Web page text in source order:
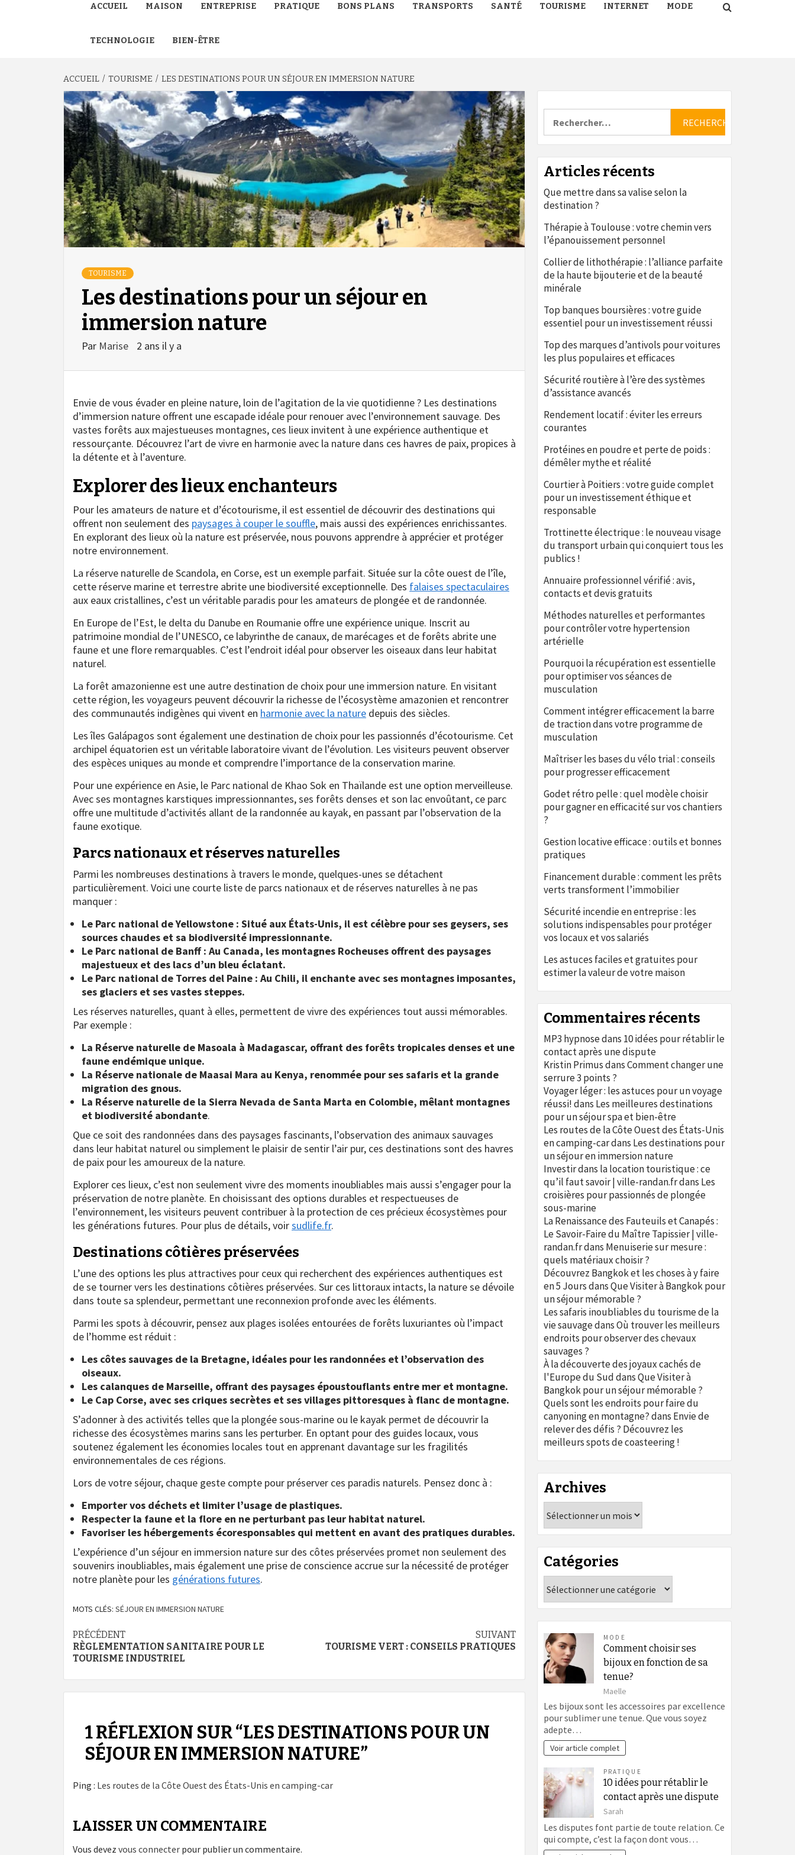
ACCUEIL MAISON ENTREPRISE PRATIQUE BONS PLANS TRANSPORTS SANTÉ TOURISME INTERNET MODE
TECHNOLOGIE BIEN-ÊTRE
ACCUEIL TOURISME LES DESTINATIONS POUR UN SÉJOUR EN IMMERSION NATURE
TOURISME
Les destinations pour un séjour en
immersion nature
Par Marise 2 ans il y a
Envie de vous évader en pleine nature, loin de l’agitation de la vie quotidienne ? Les destinations
d’immersion nature offrent une escapade idéale pour renouer avec l’environnement sauvage. Des
vastes forêts aux majestueuses montagnes, ces lieux invitent à une expérience authentique et
ressourçante. Découvrez l’art de vivre en harmonie avec la nature dans ces havres de paix, propices à
la détente et à l’aventure.
Explorer des lieux enchanteurs
Pour les amateurs de nature et d’écotourisme, il est essentiel de découvrir des destinations qui
offrent non seulement des paysages à couper le souffle, mais aussi des expériences enrichissantes.
En explorant des lieux où la nature est préservée, nous pouvons apprendre à apprécier et protéger
notre environnement.
La réserve naturelle de Scandola, en Corse, est un exemple parfait. Située sur la côte ouest de l’île,
cette réserve marine et terrestre abrite une biodiversité exceptionnelle. Des falaises spectaculaires
aux eaux cristallines, c’est un véritable paradis pour les amateurs de plongée et de randonnée.
En Europe de l’Est, le delta du Danube en Roumanie offre une expérience unique. Inscrit au
patrimoine mondial de l’UNESCO, ce labyrinthe de canaux, de marécages et de forêts abrite une
faune et une flore remarquables. C’est l’endroit idéal pour observer les oiseaux dans leur habitat
naturel.
La forêt amazonienne est une autre destination de choix pour une immersion nature. En visitant
cette région, les voyageurs peuvent découvrir la richesse de l’écosystème amazonien et rencontrer
des communautés indigènes qui vivent en harmonie avec la nature depuis des siècles.
Les îles Galápagos sont également une destination de choix pour les passionnés d’écotourisme. Cet
archipel équatorien est un véritable laboratoire vivant de l’évolution. Les visiteurs peuvent observer
des espèces uniques au monde et comprendre l’importance de la conservation marine.
Pour une expérience en Asie, le Parc national de Khao Sok en Thaïlande est une option merveilleuse.
Avec ses montagnes karstiques impressionnantes, ses forêts denses et son lac envoûtant, ce parc
offre une multitude d’activités allant de la randonnée au kayak, en passant par l’observation de la
faune exotique.
Parcs nationaux et réserves naturelles
Parmi les nombreuses destinations à travers le monde, quelques-unes se détachent
particulièrement. Voici une courte liste de parcs nationaux et de réserves naturelles à ne pas
manquer :
Le Parc national de Yellowstone : Situé aux États-Unis, il est célèbre pour ses geysers, ses
sources chaudes et sa biodiversité impressionnante.
Le Parc national de Banff : Au Canada, les montagnes Rocheuses offrent des paysages
majestueux et des lacs d’un bleu éclatant.
Le Parc national de Torres del Paine : Au Chili, il enchante avec ses montagnes imposantes,
ses glaciers et ses vastes steppes.
Les réserves naturelles, quant à elles, permettent de vivre des expériences tout aussi mémorables.
Par exemple :
La Réserve naturelle de Masoala à Madagascar, offrant des forêts tropicales denses et une
faune endémique unique.
La Réserve nationale de Maasai Mara au Kenya, renommée pour ses safaris et la grande
migration des gnous.
La Réserve naturelle de la Sierra Nevada de Santa Marta en Colombie, mêlant montagnes
et biodiversité abondante.
Que ce soit des randonnées dans des paysages fascinants, l’observation des animaux sauvages
dans leur habitat naturel ou simplement le plaisir de sentir l’air pur, ces destinations sont des havres
de paix pour les amoureux de la nature.
Explorer ces lieux, c’est non seulement vivre des moments inoubliables mais aussi s’engager pour la
préservation de notre planète. En choisissant des options durables et respectueuses de
l’environnement, les visiteurs peuvent contribuer à la protection de ces précieux écosystèmes pour
les générations futures. Pour plus de détails, voirsudlife.fr.
Destinations côtières préservées
L’une des options les plus attractives pour ceux qui recherchent des expériences authentiques est
de se tourner vers les destinations côtières préservées. Sur ces littoraux intacts, la nature se dévoile
dans toute sa splendeur, permettant une reconnexion profonde avec les éléments.
Parmi les spots à découvrir, pensez aux plages isolées entourées de forêts luxuriantes où l’impact
de l’homme est réduit :
Les côtes sauvages de la Bretagne, idéales pour les randonnées et l’observation des
oiseaux.
Les calanques de Marseille, offrant des paysages époustouflants entre mer et montagne.
Le Cap Corse, avec ses criques secrètes et ses villages pittoresques à flanc de montagne.
S’adonner à des activités telles que la plongée sous-marine ou le kayak permet de découvrir la
richesse des écosystèmes marins sans les perturber. En optant pour des guides locaux, vous
soutenez également les économies locales tout en apprenant davantage sur les fragilités
environnementales de ces régions.
Lors de votre séjour, chaque geste compte pour préserver ces paradis naturels. Pensez donc à :
Emporter vos déchets et limiter l’usage de plastiques.
Respecter la faune et la flore en ne perturbant pas leur habitat naturel.
Favoriser les hébergements écoresponsables qui mettent en avant des pratiques durables.
L’expérience d’un séjour en immersion nature sur des côtes préservées promet non seulement des
souvenirs inoubliables, mais également une prise de conscience accrue sur la nécessité de protéger
notre planète pour les générations futures.
MOTS CLÉS: SÉJOUR EN IMMERSION NATURE
Navigation
d’article
PRÉCÉDENT
RÈGLEMENTATION SANITAIRE POUR LE
TOURISME INDUSTRIEL
SUIVANT
TOURISME VERT : CONSEILS PRATIQUES
1 RÉFLEXION SUR “LES DESTINATIONS POUR UN
SÉJOUR EN IMMERSION NATURE”
Ping : Les routes de la Côte Ouest des États-Unis en camping-car
LAISSER UN COMMENTAIRE
Vous devez vous connecter pour publier un commentaire.
Articles récents
Que mettre dans sa valise selon la
destination ?
Thérapie à Toulouse : votre chemin vers
l’épanouissement personnel
Collier de lithothérapie : l’alliance parfaite
de la haute bijouterie et de la beauté
minérale
Top banques boursières : votre guide
essentiel pour un investissement réussi
Top des marques d’antivols pour voitures
les plus populaires et efficaces
Sécurité routière à l’ère des systèmes
d’assistance avancés
Rendement locatif : éviter les erreurs
courantes
Protéines en poudre et perte de poids :
démêler mythe et réalité
Courtier à Poitiers : votre guide complet
pour un investissement éthique et
responsable
Trottinette électrique : le nouveau visage
du transport urbain qui conquiert tous les
publics !
Annuaire professionnel vérifié : avis,
contacts et devis gratuits
Méthodes naturelles et performantes
pour contrôler votre hypertension
artérielle
Pourquoi la récupération est essentielle
pour optimiser vos séances de
musculation
Comment intégrer efficacement la barre
de traction dans votre programme de
musculation
Maîtriser les bases du vélo trial : conseils
pour progresser efficacement
Godet rétro pelle : quel modèle choisir
pour gagner en efficacité sur vos chantiers
?
Gestion locative efficace : outils et bonnes
pratiques
Financement durable : comment les prêts
verts transforment l’immobilier
Sécurité incendie en entreprise : les
solutions indispensables pour protéger
vos locaux et vos salariés
Les astuces faciles et gratuites pour
estimer la valeur de votre maison
Commentaires récents
MP3 hypnosedans 10 idées pour rétablir le
contact après une dispute
Kristin PrimusdansComment changer une
serrure 3 points ?
Voyager léger : les astuces pour un voyage
réussi!dans Les meilleures destinations
pour un séjour spa et bien-être
Les routes de la Côte Ouest des États-Unis
en camping-cardans Les destinations pour
un séjour en immersion nature
Investir dans la location touristique : ce
qu’il faut savoir | ville-randan.frdans Les
croisières pour passionnés de plongée
sous-marine
La Renaissance des Fauteuils et Canapés :
Le Savoir-Faire du Maître Tapissier | ville-
randan.frdans Menuiserie sur mesure :
quels matériaux choisir ?
Découvrez Bangkok et les choses à y faire
en 5 JoursdansQue Visiter à Bangkok pour
un séjour mémorable ?
Les safaris inoubliables du tourisme de la
vie sauvagedansOù trouver les meilleurs
endroits pour observer des chevaux
sauvages ?
À la découverte des joyaux cachés de
l'Europe du SuddansQue Visiter à
Bangkok pour un séjour mémorable ?
Quels sont les endroits pour faire du
canyoning en montagne?dans Envie de
relever des défis ? Découvrez les
meilleurs spots de coasteering !
Archives
Catégories
MODE
Comment choisir ses
bijoux en fonction de sa
tenue?
Maelle
Les bijoux sont les accessoires par excellence
pour sublimer une tenue. Que vous soyez
adepte…
Voir article complet
PRATIQUE
10 idées pour rétablir le
contact après une dispute
Sarah
Les disputes font partie de toute relation. Ce
qui compte, c’est la façon dont vous…